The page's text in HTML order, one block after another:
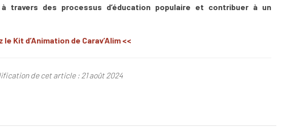
travers des processus d’éducation populaire et contribuer à un
le Kit d’Animation de Carav’Alim <<
de cet article : 21 août 2024